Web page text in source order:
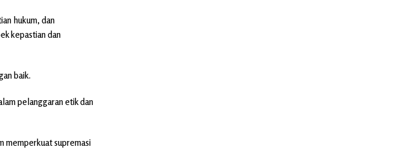
hukum, dan
kepastian dan
baik.
pelanggaran etik dan
memperkuat supremasi